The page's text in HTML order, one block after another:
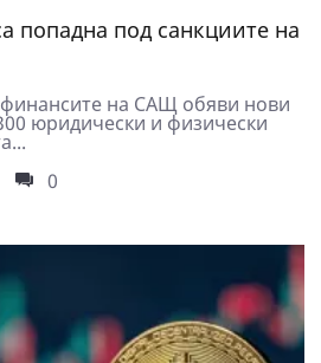
попадна под санкциите на
на САЩ обяви нови
юридически и физически
0